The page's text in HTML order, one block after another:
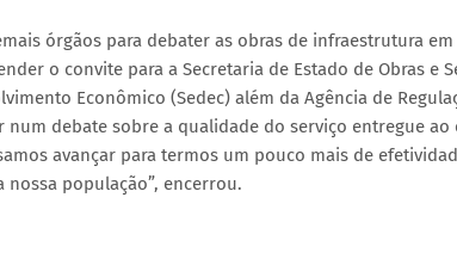
órgãos para debater as obras de infraestrutura
o convite para a Secretaria de Estado de Obras e
Econômico (Sedec) além da Agência de
num debate sobre a qualidade do serviço entregue
avançar para termos um pouco mais de
população”, encerrou.